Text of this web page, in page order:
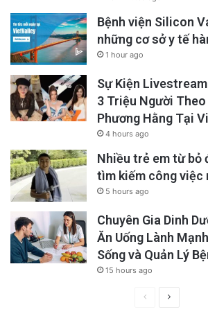
Bệnh viện Silicon
những cơ sở y tế
1 hour ago
Sự Kiện
3 Triệu Người
Phương Hằng Tại
4 hours ago
Nhiều trẻ em từ bỏ
tìm kiếm công việc
5 hours ago
Chuyên Gia Dinh
Ăn Uống Lành
Sống và Quản Lý
15 hours ago
PreviousNext